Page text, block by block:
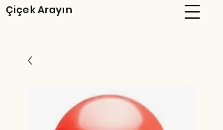
Çiçek Arayın